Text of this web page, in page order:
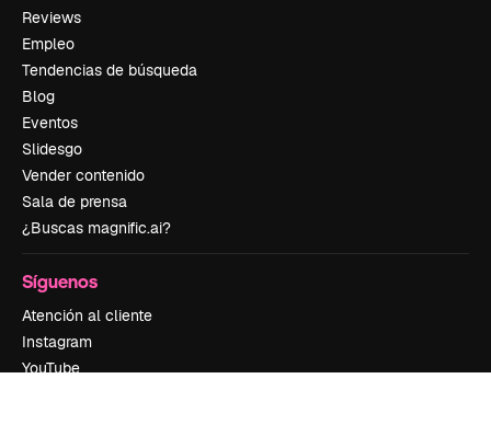
Reviews
Empleo
Tendencias de búsqueda
Blog
Eventos
Slidesgo
Vender contenido
Sala de prensa
¿Buscas magnific.ai?
Síguenos
Atención al cliente
Instagram
YouTube